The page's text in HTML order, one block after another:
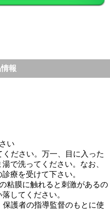
報
い
ださい。万一、目に入った
で洗ってください。なお、
療を受けて下さい。
粘膜に触れると刺激があるの
してください。
護者の指導監督のもとに使